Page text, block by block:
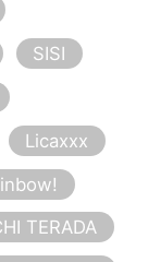
SISI
Licaxxx
TERADA